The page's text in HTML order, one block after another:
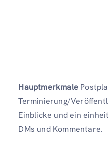
Hauptmerkmale
Terminierung/
Einblicke und ein
DMs und Kommentare.